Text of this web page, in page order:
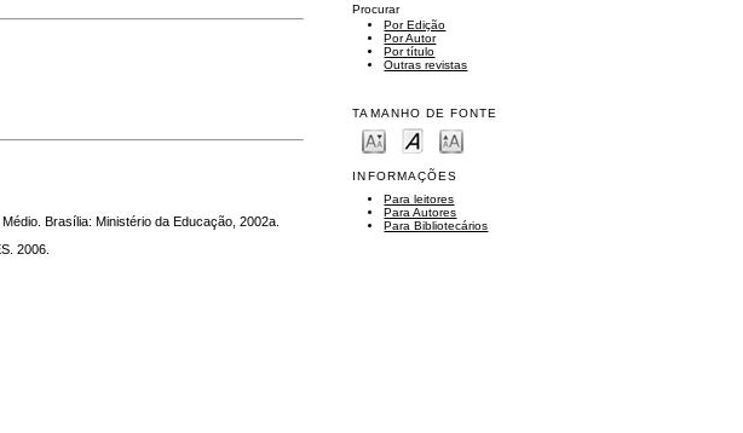
Procurar
Por Edição
Por Autor
Por título
Outras revistas
TAMANHO DE FONTE
INFORMAÇÕES
Para leitores
Para Autores
Para Bibliotecários
Brasília: Ministério da Educação, 2002a.
2006.